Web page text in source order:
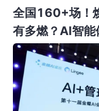
全国160+场！
有多燃？AI智能